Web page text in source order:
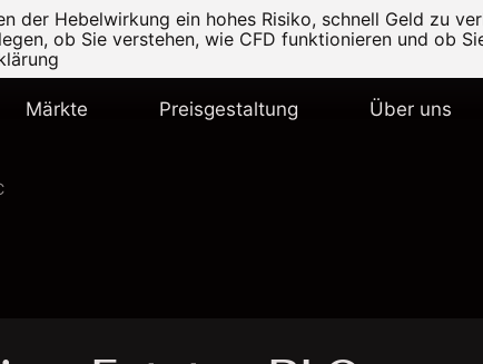
der Hebelwirkung ein hohes Risiko, schnell Geld zu
ob Sie verstehen, wie CFD funktionieren und ob
Märkte Preisgestaltung Über uns